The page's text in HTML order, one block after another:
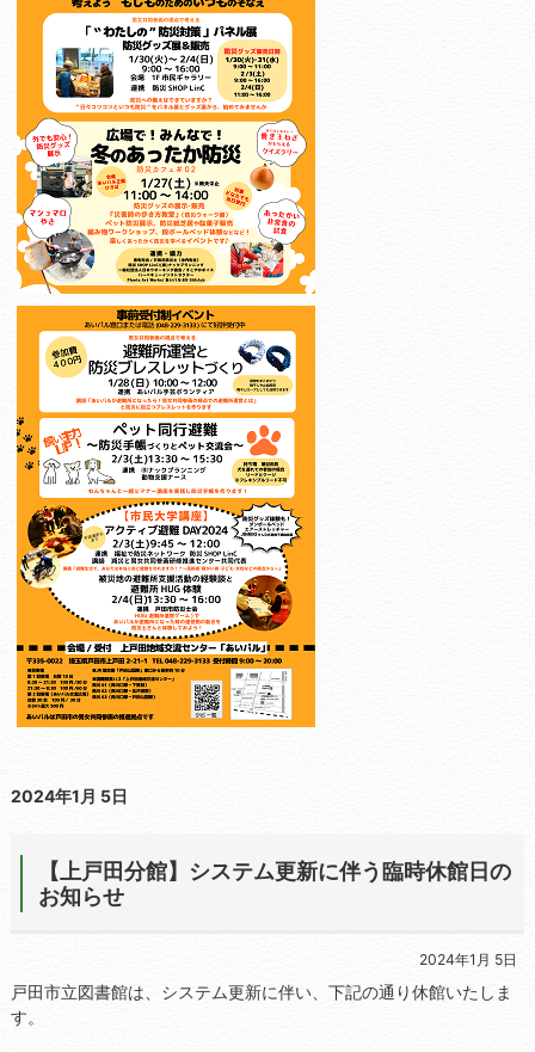
2024年1月 5日
【上戸田分館】システム更新に伴う臨時休館日の
お知らせ
2024年1月 5日
戸田市立図書館は、システム更新に伴い、下記の通り休館いたしま
す。